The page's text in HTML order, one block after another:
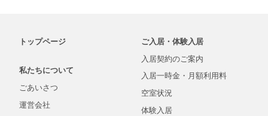
トップページ
私たちについて
ごあいさつ
運営会社
ご入居・体験入居
入居契約のご案内
入居一時金・ 月額利用料
空室状況
体験入居